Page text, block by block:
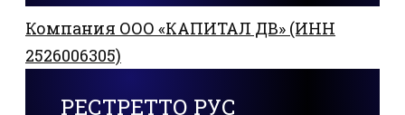
Компания ООО «КАПИТАЛ ДВ» (ИНН
2526006305)
РЕСТРЕТТО РУС